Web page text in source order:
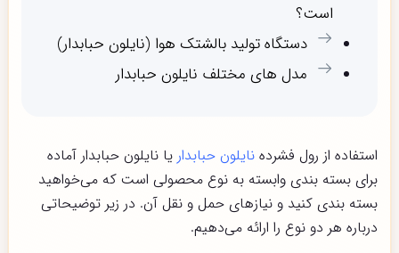
است؟
دستگاه تولید بالشتک هوا (نایلون حبابدار)
مدل های مختلف نایلون حبابدار
استفاده از رول فشرده نایلون حبابدار یا نایلون حبابدار آماده
برای بسته بندی وابسته به نوع محصولی است که می‌خواهید
بسته بندی کنید و نیازهای حمل و نقل آن. در زیر توضیحاتی
درباره هر دو نوع را ارائه می‌دهیم.